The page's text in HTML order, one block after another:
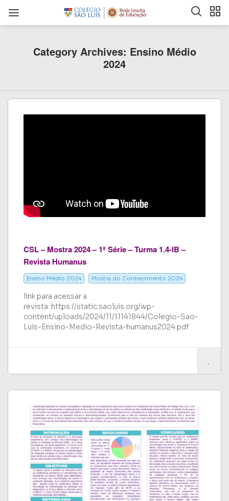
Category Archives: Ensino Médio
2024
CSL – Mostra 2024 – 1ª Série – Turma 1.4-IB –
Revista Humanus
Ensino Médio 2024 Mostra do Conhecimento 2024
link para acessar a
revista: https://static.saoluis.org/wp-
content/uploads/2024/11/11141844/Colegio-Sao-
Luis-Ensino-Medio-Revista-humanus2024.pdf